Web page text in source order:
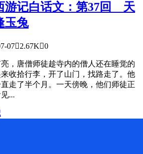
游记白话文：第37回 天
玉兔
072.67K0
，唐僧师徒趁寺内的僧人还在睡觉的
收拾行李，开了山门，找路走了。他
走了半个月。一天傍晚，他们师徒正
...